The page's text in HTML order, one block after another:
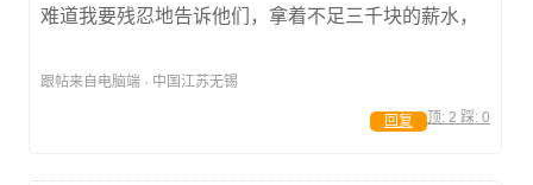
难道我要残忍地告诉他们，拿着不足三千块的薪水，
跟帖来自电脑端 · 中国江苏无锡
顶: 2 踩: 0
回复